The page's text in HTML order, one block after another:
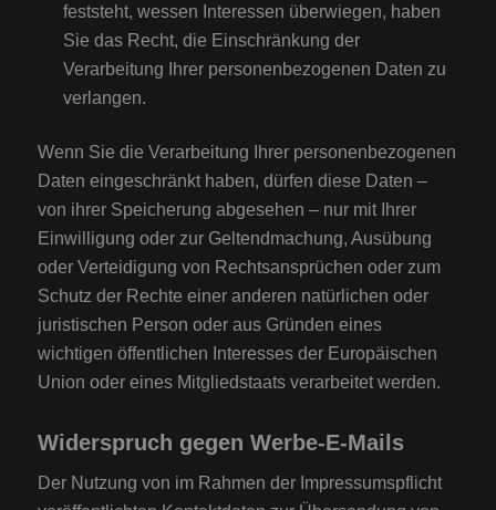
feststeht, wessen Interessen überwiegen, haben
Sie das Recht, die Einschränkung der
Verarbeitung Ihrer personenbezogenen Daten zu
verlangen.
Wenn Sie die Verarbeitung Ihrer personenbezogenen
Daten eingeschränkt haben, dürfen diese Daten –
von ihrer Speicherung abgesehen – nur mit Ihrer
Einwilligung oder zur Geltendmachung, Ausübung
oder Verteidigung von Rechtsansprüchen oder zum
Schutz der Rechte einer anderen natürlichen oder
juristischen Person oder aus Gründen eines
wichtigen öffentlichen Interesses der Europäischen
Union oder eines Mitgliedstaats verarbeitet werden.
Widerspruch gegen Werbe-E-Mails
Der Nutzung von im Rahmen der Impressumspflicht